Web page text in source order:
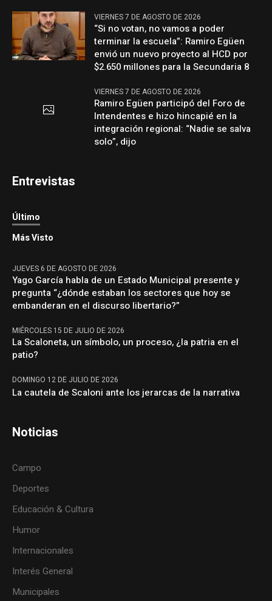
VIERNES 7 DE AGOSTO DE 2026
“Si no votan, no vamos a poder
terminar la escuela”: Ramiro Egüen
envió un nuevo proyecto al HCD por
$2.650 millones para la Secundaria 8
VIERNES 7 DE AGOSTO DE 2026
Ramiro Egüen participó del Foro de
Intendentes e hizo hincapié en la
integración regional: “Nadie se salva
solo”, dijo
Entrevistas
Último
Más Visto
JUEVES 6 DE AGOSTO DE 2026
Yago García habla de un Estado Municipal presente y
pregunta “¿dónde estaban los sectores que hoy se
embanderan en el discurso libertario?”
MIÉRCOLES 15 DE JULIO DE 2026
La Scaloneta, un símbolo, un proceso, ¿la patria en el
patio?
DOMINGO 12 DE JULIO DE 2026
La cautela de Scaloni ante los jerarcas de la narrativa
Noticias
Campo
Deportes
Educación & Cultura
Humor
Internacionales
Interés General
Municipales